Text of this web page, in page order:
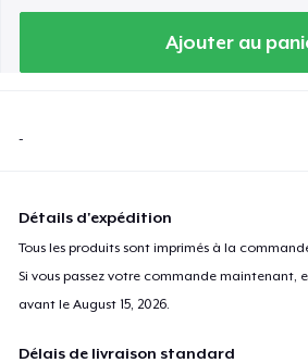
Ajouter au
-
Détails d'expédition
Tous les produits sont imprimés à la
Si vous passez votre commande maintenant,
avant leAugust 15, 2026
Délais de livraison standard